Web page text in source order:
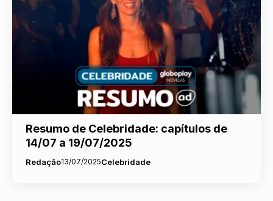
Resumo de Celebridade: capítulos de
14/07 a 19/07/2025
Redação13/07/2025Celebridade